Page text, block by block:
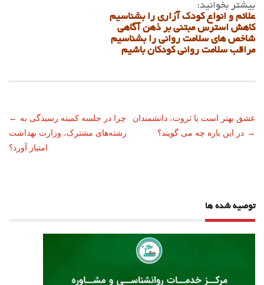
بیشتر بخوانید:
علائم و انواع کودک آزاری را بشناسیم
کاهش استرس مبتنی بر ذهن آگاهی
شاخص های سلامت روانی را بشناسیم
مراقب سلامت روانی کودکان باشیم
ناوبری
نوشته
← چرا در جلسه کمیته رسیدگی به
رشته‌های مشترک، وزارت بهداشت
امتیاز آورد؟
عشق بهتر است یا ثروت، دانشمندان
در این باره چه می گویند؟ →
توصیه شده ها